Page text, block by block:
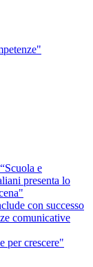
e
presenta lo
con successo
comunicative
per crescere"